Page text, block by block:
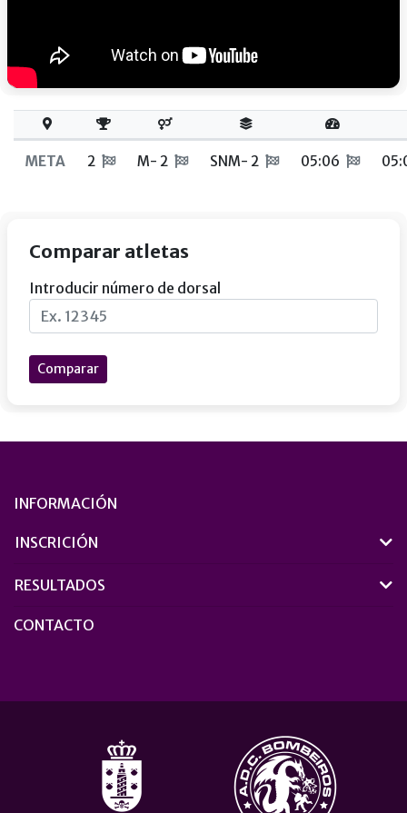
META 2 M- 2 SNM- 2 05:06
Comparar atletas
Introducir número de dorsal
Comparar
INFORMACIÓN
INSCRICIÓN
RESULTADOS
CONTACTO